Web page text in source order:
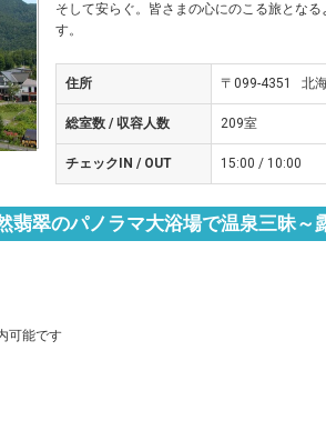
そして安らぐ。皆さまの心にのこる旅とな
す。
住所 〒099-4351 北
総室数 / 収容人数 209室
チェックIN / OUT 15:00 / 10:00
翡翠のパノラマ大浴場で温泉三昧～
可能です